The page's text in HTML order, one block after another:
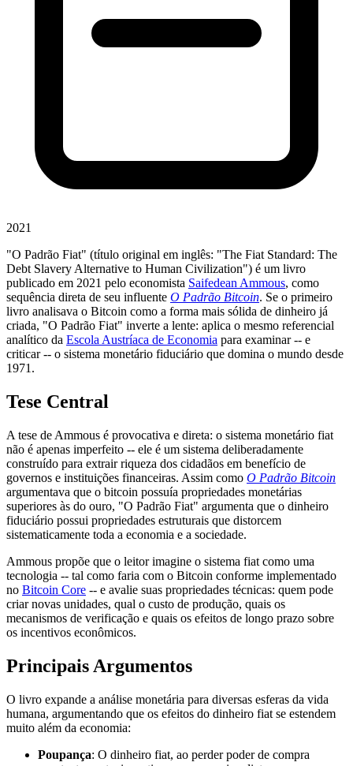
2021
"O Padrão Fiat" (título original em inglês: "The Fiat Standard: The
Debt Slavery Alternative to Human Civilization") é um livro
publicado em 2021 pelo economista Saifedean Ammous, como
sequência direta de seu influente O Padrão Bitcoin. Se o primeiro
livro analisava o Bitcoin como a forma mais sólida de dinheiro já
criada, "O Padrão Fiat" inverte a lente: aplica o mesmo referencial
analítico da Escola Austríaca de Economia para examinar -- e
criticar -- o sistema monetário fiduciário que domina o mundo desde
1971.
Tese Central
A tese de Ammous é provocativa e direta: o sistema monetário fiat
não é apenas imperfeito -- ele é um sistema deliberadamente
construído para extrair riqueza dos cidadãos em benefício de
governos e instituições financeiras. Assim como O Padrão Bitcoin
argumentava que o bitcoin possuía propriedades monetárias
superiores às do ouro, "O Padrão Fiat" argumenta que o dinheiro
fiduciário possui propriedades estruturais que distorcem
sistematicamente toda a economia e a sociedade.
Ammous propõe que o leitor imagine o sistema fiat como uma
tecnologia -- tal como faria com o Bitcoin conforme implementado
no Bitcoin Core -- e avalie suas propriedades técnicas: quem pode
criar novas unidades, qual o custo de produção, quais os
mecanismos de verificação e quais os efeitos de longo prazo sobre
os incentivos econômicos.
Principais Argumentos
O livro expande a análise monetária para diversas esferas da vida
humana, argumentando que os efeitos do dinheiro fiat se estendem
muito além da economia:
Poupança: O dinheiro fiat, ao perder poder de compra